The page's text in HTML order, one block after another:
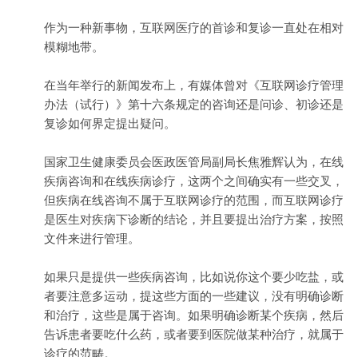
作为一种新事物，互联网医疗的首诊和复诊一直处在相对
模糊地带。
在当年举行的新闻发布上，有媒体曾对《互联网诊疗管理
办法（试行）》第十六条规定的咨询还是问诊、初诊还是
复诊如何界定提出疑问。
国家卫生健康委员会医政医管局副局长焦雅辉认为，在线
疾病咨询和在线疾病诊疗，这两个之间确实有一些交叉，
但疾病在线咨询不属于互联网诊疗的范围，而互联网诊疗
是医生对疾病下诊断的结论，并且要提出治疗方案，按照
文件来进行管理。
如果只是提供一些疾病咨询，比如说你这个要少吃盐，或
者要注意多运动，提这些方面的一些建议，没有明确诊断
和治疗，这些是属于咨询。如果明确诊断某个疾病，然后
告诉患者要吃什么药，或者要到医院做某种治疗，就属于
诊疗的范畴。